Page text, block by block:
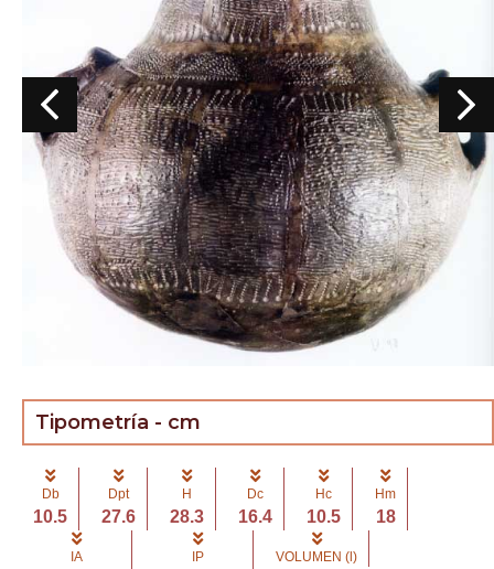
Tipometría - cm
Db
10.5
Dpt
27.6
H
28.3
Dc
16.4
Hc
10.5
Hm
18
IA IP VOLUMEN (l)